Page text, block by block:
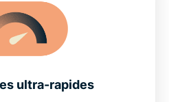
ultra-rapides